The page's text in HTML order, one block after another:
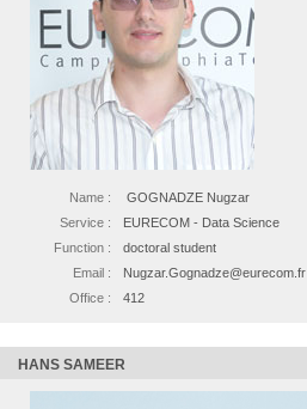
Name :
GOGNADZE Nugzar
Service :
EURECOM - Data Science
Function :
doctoral student
Email :
Nugzar.Gognadze@eurecom.fr
Office :
412
HANS SAMEER